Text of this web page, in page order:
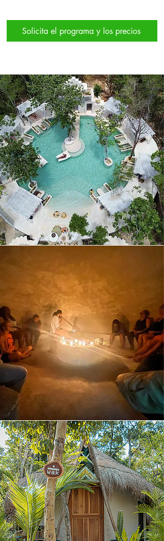
Solicita el programa y los precios